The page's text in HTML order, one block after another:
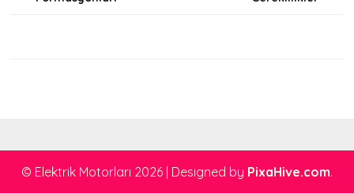
© Elektrik Motorları 2026 Designed by PixaHive.com.